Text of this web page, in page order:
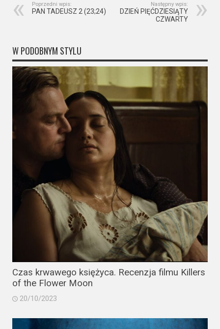
Poprzedni wpis:
PAN TADEUSZ 2 (23;24)
Następny wpis:
DZIEŃ PIĘĆDZIESIĄTY
CZWARTY
W PODOBNYM STYLU
Czas krwawego księżyca. Recenzja filmu Killers
of the Flower Moon
20/10/2023